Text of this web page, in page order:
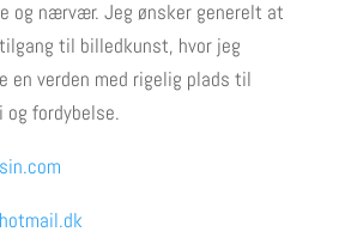
og nærvær. Jeg ønsker generelt at
til billedkunst, hvor jeg
en verden med rigelig plads til
fordybelse.